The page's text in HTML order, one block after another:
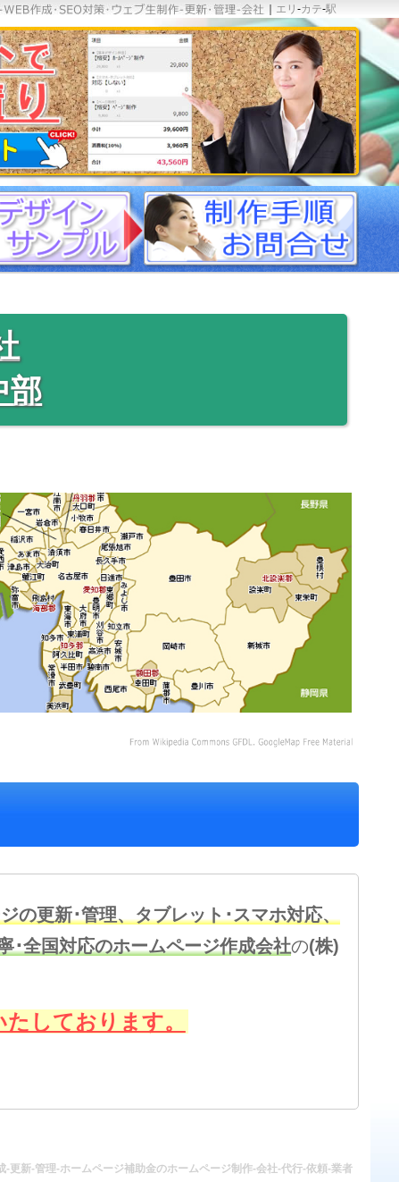
エリ -カテ-駅
部
の更新･管理、タブレット･スマホ対応、
･全国対応のホームページ作成会社の(株)
しております。
新-管理-ホームページ補助金のホームページ制作-会社-代行-依頼-業者